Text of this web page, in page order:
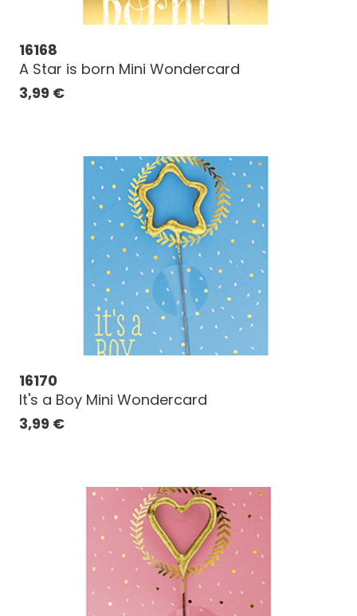
16168
A Star is born Mini Wondercard
3,99 €
16170
It's a Boy Mini Wondercard
3,99 €